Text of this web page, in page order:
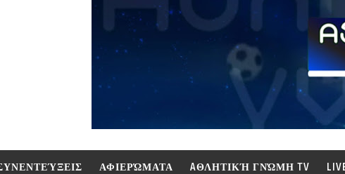
ΑΦΙΕΡΏΜΑΤΑ AΘΛΗΤΙΚΉ ΓΝΏΜΗ TV